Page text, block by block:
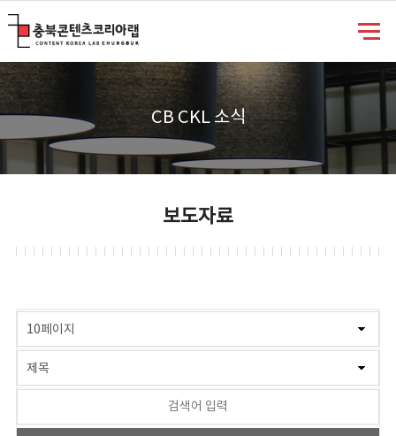
CB CKL 소식
보도자료